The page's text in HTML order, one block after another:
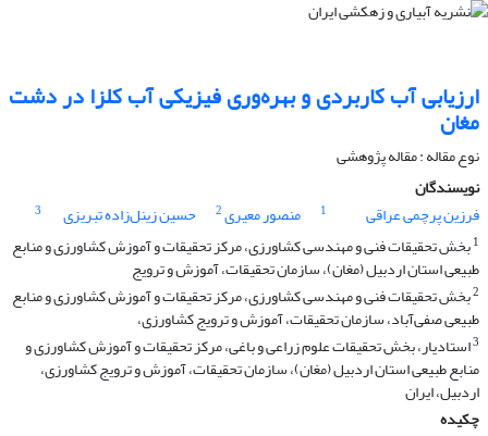
ارزیابی آب کاربردی و بهره‌وری فیزیکی آب کلزا در دشت
مغان
نوع مقاله : مقاله پژوهشی
نویسندگان
فرزین پرچمی عراقی
1 منصور معیری2 حسین زینل‌زاده تبریزی
3
1بخش تحقیقات فنی و مهندسی کشاورزی، مرکز تحقیقات و آموزش کشاورزی و منابع
طبیعی استان اردبیل (مغان)، سازمان تحقیقات، آموزش و ترویج
2بخش تحقیقات فنی و مهندسی کشاورزی، مرکز تحقیقات و آموزش کشاورزی و منابع
طبیعی صفی‌آباد، سازمان تحقیقات، آموزش و ترویج کشاورزی،
3استادیار، بخش تحقیقات علوم زراعی و باغی، مرکز تحقیقات و آموزش کشاورزی و
منابع طبیعی استان اردبیل (مغان)، سازمان تحقیقات، آموزش و ترویج کشاورزی،
اردبیل، ایران
چکیده